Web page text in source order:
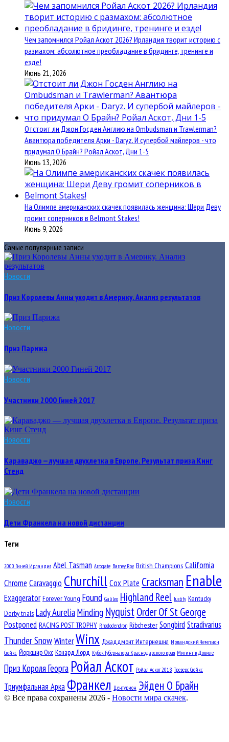
Чем запомнился Ройал Аскот 2026? Ирландия творит историю с
размахом: абсолютное преобладание в бридинге, тренинге и
езде!
Июнь 21, 2026
Отстоит ли Джон Госден Англию на Ombudsman и Trawlerman?
Авантюра победителя Арки - Daryz. И супербой майлеров - что
придумал О Брайн? Ройал Аскот, Дни 1-5
Июнь 13, 2026
На Олимпе американских скачек появилась женщина: Шери Деву
громит соперников в Belmont Stakes!
Июнь 9, 2026
Самые популярные записи
Новости
Приз Королевы Анны уходит в Америку. Анализ результатов
Новости
Приз Парижа
Новости
Участники 2000 Гиней 2017
Новости
Караваджо — лучшая двухлетка в Европе. Результат приза Кинг
Стенд
Новости
Дети Франкела на новой дистанции
Теги
2000 Гиней Ирландия Abel Tasman Arrogate Barney Roy British Champions California
Chrome Caravaggio ChurchillCox Plate Cracksman Enable
Exaggerator Forever Young Found Galileo Highland Reel Justify Kentucky
Derby trials Lady AureliaMinding NyquistOrder Of St George
Postponed RACING POST TROPHY Rhododendron Ribchester Songbird Stradivarius
Thunder SnowWinterWinx Джаддмонт Интернешнл Ирландский Чемпион
Стейкс Йоркшир Окс Конард Лорд Кубок Губернатора Краснодарского края Митинг в Довиле
Приз Короля Георга Ройал Аскот Ройал Аскот 2018 Треверс Стейкс
Триумфальная Арка Франкел Центурион Эйден О Брайн
© Все права сохранены 2026 - Новости мира скачек.